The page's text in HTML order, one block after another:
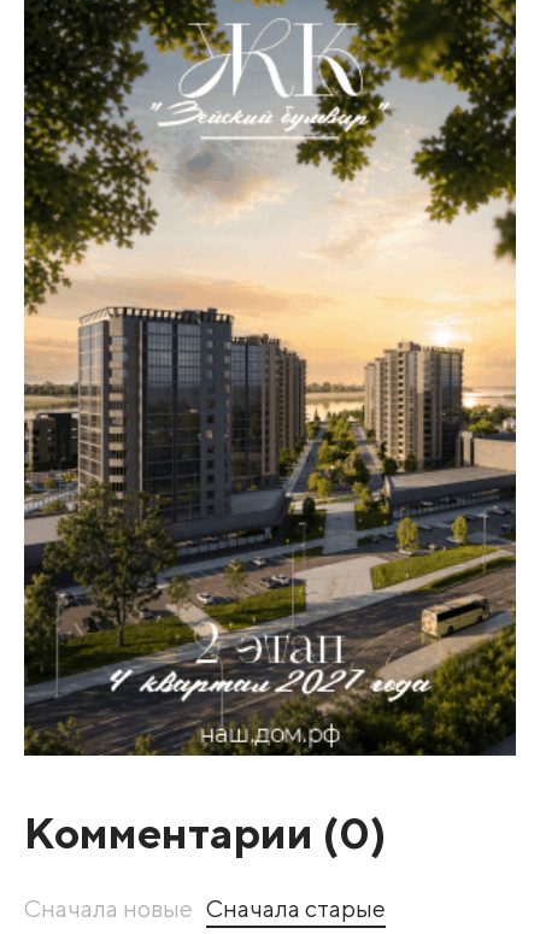
Комментарии (0)
Сначала новые Сначала старые